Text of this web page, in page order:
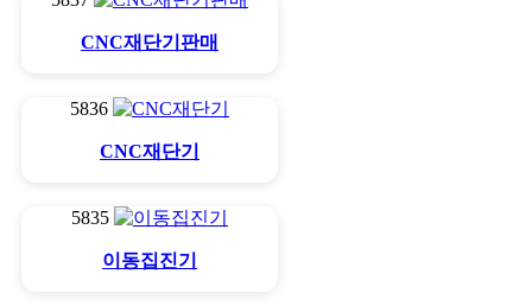
CNC재단기판매
5836
CNC재단기
5835
이동집진기